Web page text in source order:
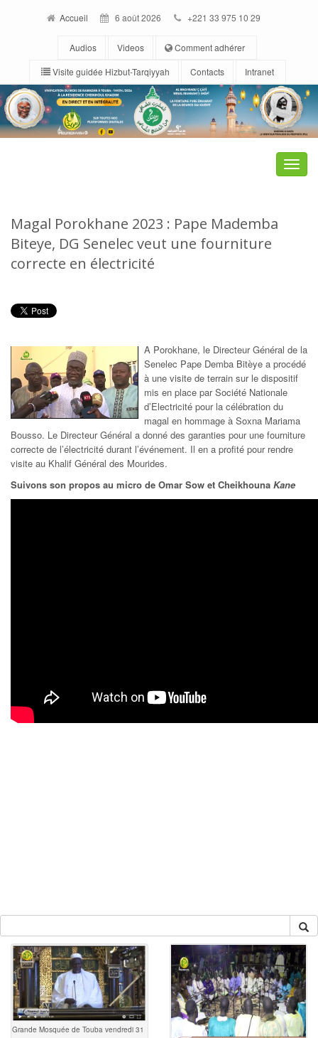
Accueil 6 août 2026 +221 33 975 10 29
Audios Videos
Comment adhérer
Visite guidée Hizbut-Tarqiyyah
Contacts Intranet
Toggle
Magal Porokhane 2023 : Pape Mademba
Biteye, DG Senelec veut une fourniture
correcte en électricité
A Porokhane, le Directeur Général de la
Senelec Pape Demba Bitèye a procédé
à une visite de terrain sur le dispositif
mis en place par Société Nationale
d’Electricité pour la célébration du
magal en hommage à Soxna Mariama
Bousso. Le Directeur Général a donné des garanties pour une fourniture
correcte de l’électricité durant l’événement. Il en a profité pour rendre
visite au Khalif Général des Mourides.
Suivons son propos au micro de Omar Sow et Cheikhouna Kane
Grande Mosquée de Touba vendredi 31